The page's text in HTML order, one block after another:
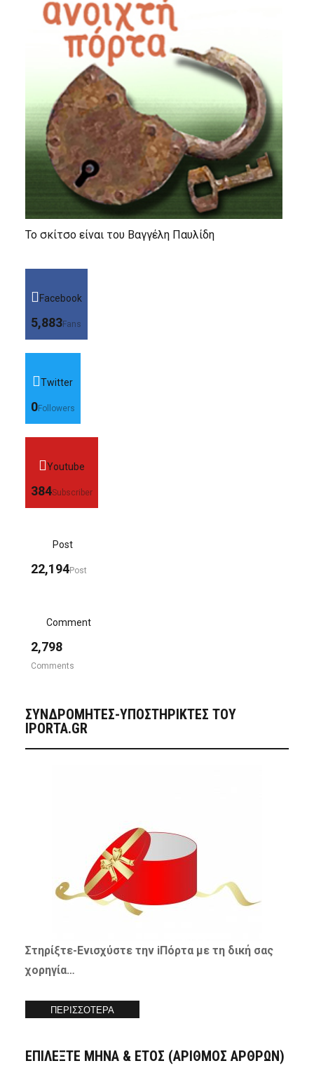
Το σκίτσο είναι του Βαγγέλη Παυλίδη
Facebook
5,883Fans
Twitter
0Followers
Youtube
384Subscriber
Post
22,194Post
Comment
2,798
Comments
ΣΥΝΔΡΟΜΗΤΈΣ-ΥΠΟΣΤΗΡΙΚΤΈΣ ΤΟΥ
IPORTA.GR
Στηρίξτε-Ενισχύστετην iΠόρτα με τη δική σας
χορηγία…
ΠΕΡΙΣΣΟΤΕΡΑ
ΕΠΙΛΕΞΤΕ ΜΗΝΑ & ΕΤΟΣ (ΑΡΙΘΜΟΣ ΑΡΘΡΩΝ)